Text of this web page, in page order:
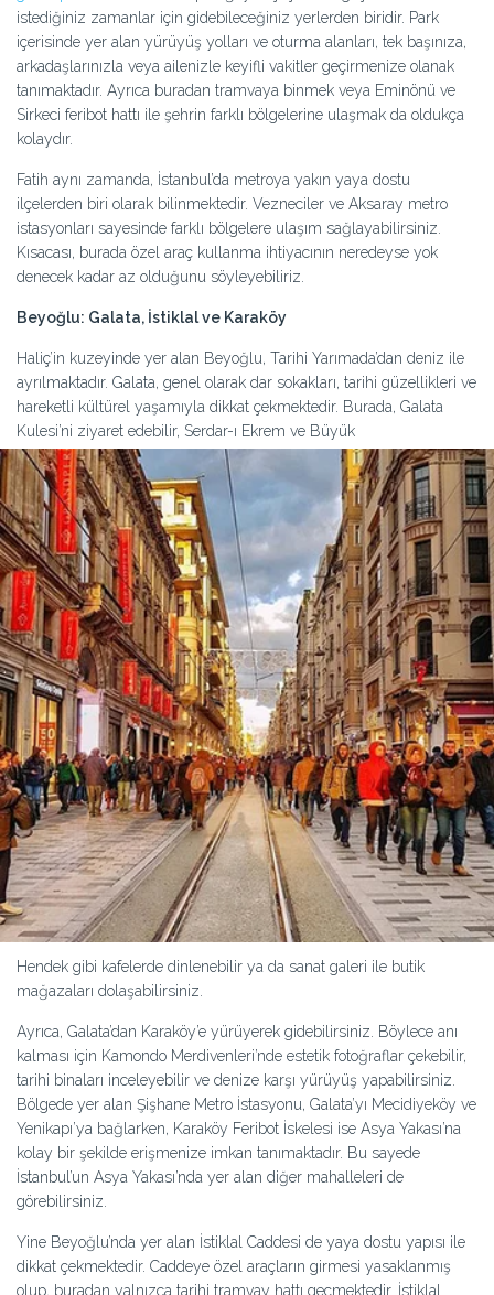
istediğiniz zamanlar için gidebileceğiniz yerlerden biridir. Park
içerisinde yer alan yürüyüş yolları ve oturma alanları, tek başınıza,
arkadaşlarınızla veya ailenizle keyifli vakitler geçirmenize olanak
tanımaktadır. Ayrıca buradan tramvaya binmek veya Eminönü ve
Sirkeci feribot hattı ile şehrin farklı bölgelerine ulaşmak da oldukça
kolaydır.
Fatih aynı zamanda, İstanbul’da metroya yakın yaya dostu
ilçelerden biri olarak bilinmektedir. Vezneciler ve Aksaray metro
istasyonları sayesinde farklı bölgelere ulaşım sağlayabilirsiniz.
Kısacası, burada özel araç kullanma ihtiyacının neredeyse yok
denecek kadar az olduğunu söyleyebiliriz.
Beyoğlu: Galata, İstiklal ve Karaköy
Haliç’in kuzeyinde yer alan Beyoğlu, Tarihi Yarımada’dan deniz ile
ayrılmaktadır. Galata, genel olarak dar sokakları, tarihi güzellikleri ve
hareketli kültürel yaşamıyla dikkat çekmektedir. Burada, Galata
Kulesi’ni ziyaret edebilir, Serdar-ı Ekrem ve Büyük
Hendek gibi kafelerde dinlenebilir ya da sanat galeri ile butik
mağazaları dolaşabilirsiniz.
Ayrıca, Galata’dan Karaköy’e yürüyerek gidebilirsiniz. Böylece anı
kalması için Kamondo Merdivenleri’nde estetik fotoğraflar çekebilir,
tarihi binaları inceleyebilir ve denize karşı yürüyüş yapabilirsiniz.
Bölgede yer alan Şişhane Metro İstasyonu, Galata’yı Mecidiyeköy ve
Yenikapı’ya bağlarken, Karaköy Feribot İskelesi ise Asya Yakası’na
kolay bir şekilde erişmenize imkan tanımaktadır. Bu sayede
İstanbul’un Asya Yakası’nda yer alan diğer mahalleleri de
görebilirsiniz.
Yine Beyoğlu’nda yer alan İstiklal Caddesi de yaya dostu yapısı ile
dikkat çekmektedir. Caddeye özel araçların girmesi yasaklanmış
olup, buradan yalnızca tarihi tramvay hattı geçmektedir. İstiklal